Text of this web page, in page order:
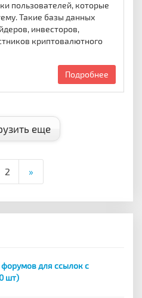
пользователей, которые
Такие базы данных
инвесторов,
криптовалютного
Подробнее
еще
2 »
для ссылок с
шт)